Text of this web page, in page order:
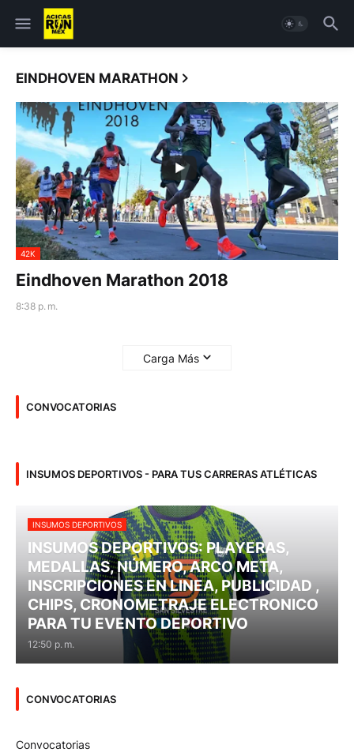
EINDHOVEN MARATHON
42K
Eindhoven Marathon 2018
8:38 p. m.
Carga Más
CONVOCATORIAS
INSUMOS DEPORTIVOS - PARA TUS CARRERAS ATLÉTICAS
INSUMOS DEPORTIVOS
INSUMOS DEPORTIVOS: PLAYERAS,
MEDALLAS, NÚMERO, ARCO META,
INSCRIPCIONES EN LINEA, PUBLICIDAD ,
CHIPS, CRONOMETRAJE ELECTRONICO
PARA TU EVENTO DEPORTIVO
12:50 p. m.
CONVOCATORIAS
Convocatorias